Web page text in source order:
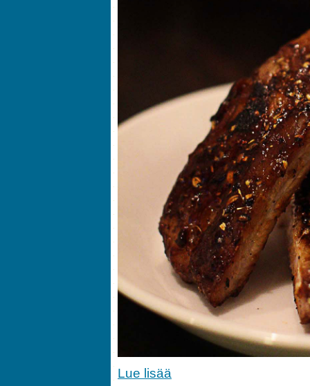
Lue lisää